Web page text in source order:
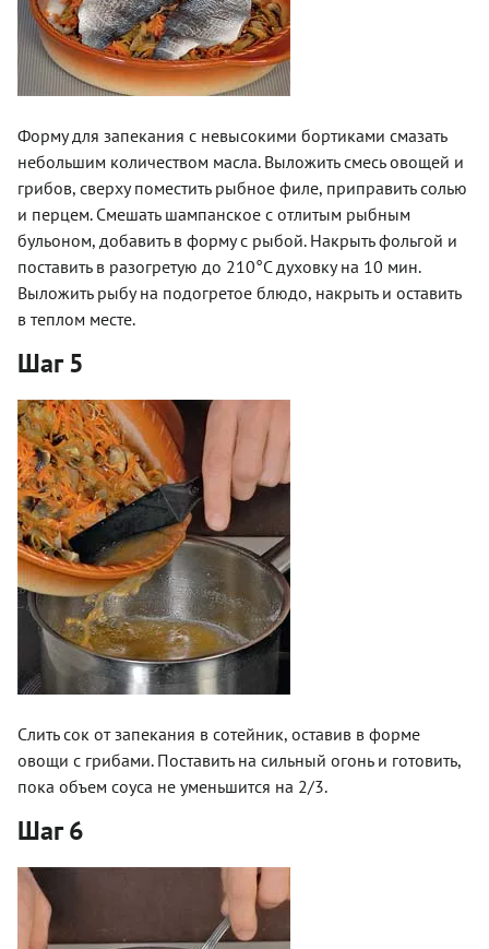
Форму для запекания с невысокими бортиками смазать
небольшим количеством масла. Выложить смесь овощей и
грибов, сверху поместить рыбное филе, приправить солью
и перцем. Смешать шампанское с отлитым рыбным
бульоном, добавить в форму с рыбой. Накрыть фольгой и
поставить в разогретую до 210°C духовку на 10 мин.
Выложить рыбу на подогретое блюдо, накрыть и оставить
в теплом месте.
Шаг 5
Слить сок от запекания в сотейник, оставив в форме
овощи с грибами. Поставить на сильный огонь и готовить,
пока объем соуса не уменьшится на 2/3.
Шаг 6